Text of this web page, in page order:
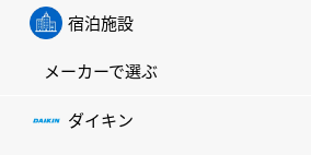
宿泊施設
メーカーで選ぶ
ダイキン